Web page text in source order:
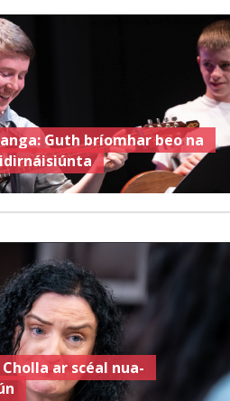
Guth bríomhar beo na
ar scéal nua-